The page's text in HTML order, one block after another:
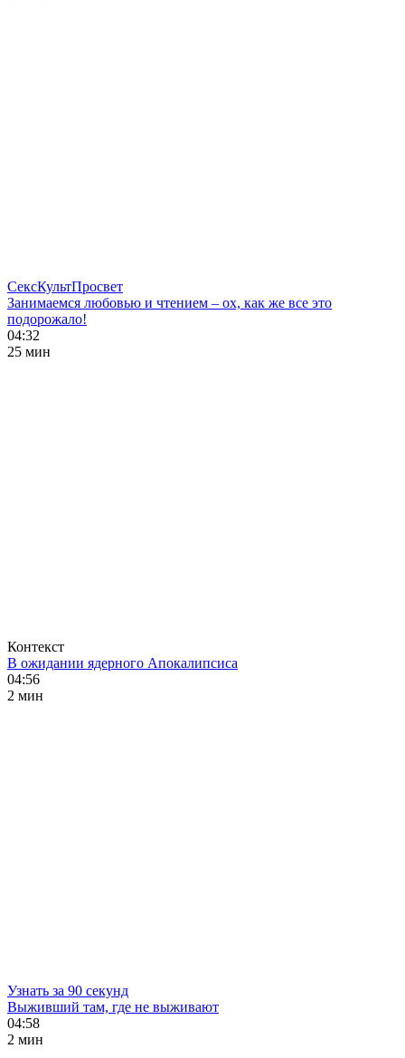
СексКультПросвет
Занимаемся любовью и чтением – ох, как же все это
подорожало!
04:32
25 мин
Контекст
В ожидании ядерного Апокалипсиса
04:56
2 мин
Узнать за 90 секунд
Выживший там, где не выживают
04:58
2 мин